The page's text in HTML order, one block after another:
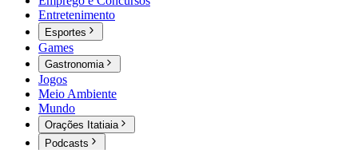
Entretenimento
Esportes
Games
Gastronomia
Jogos
Meio Ambiente
Mundo
Orações Itatiaia
Podcasts